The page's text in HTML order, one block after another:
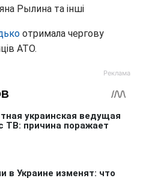
Рылина та інші
отримала чергову
АТО.